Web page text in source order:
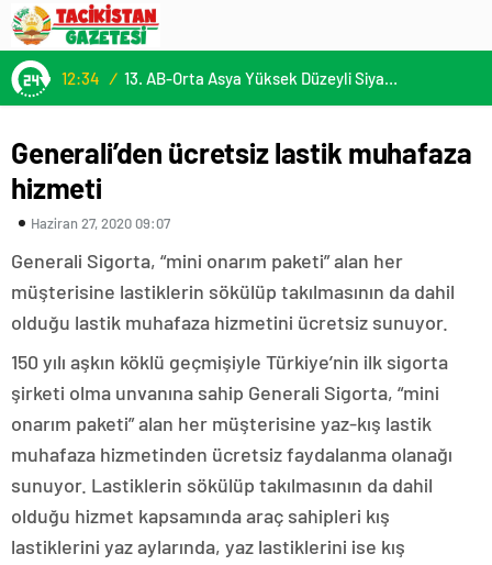
12:34 / 13. AB-Orta Asya Yüksek Düzeyli Siyasi ve Güvenlik Diyaloğuna Katılım
Generali’den ücretsiz lastik muhafaza
hizmeti
Haziran 27, 2020 09:07
Generali Sigorta, “mini onarım paketi” alan her
müşterisine lastiklerin sökülüp takılmasının da dahil
olduğu lastik muhafaza hizmetini ücretsiz sunuyor.
150 yılı aşkın köklü geçmişiyle Türkiye’nin ilk sigorta
şirketi olma unvanına sahip Generali Sigorta, “mini
onarım paketi” alan her müşterisine yaz-kış lastik
muhafaza hizmetinden ücretsiz faydalanma olanağı
sunuyor. Lastiklerin sökülüp takılmasının da dahil
olduğu hizmet kapsamında araç sahipleri kış
lastiklerini yaz aylarında, yaz lastiklerini ise kış